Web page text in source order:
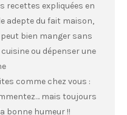
recettes expliquées en
adepte du fait maison,
bien manger sans
ou dépenser une
comme chez vous :
mais toujours
bonne humeur !!